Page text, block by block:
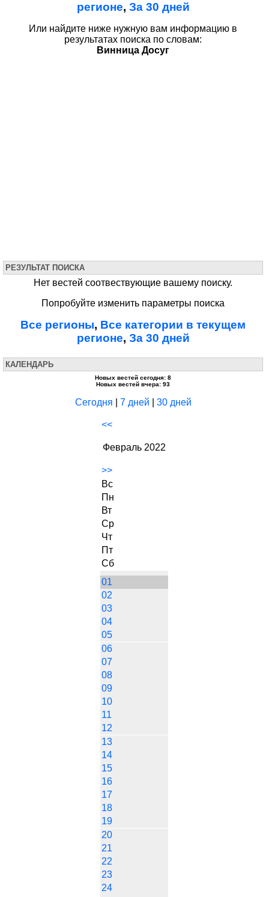
регионе, За 30 дней
Или найдите ниже нужную вам информацию в
результатах поиска по словам:
Винница Досуг
РЕЗУЛЬТАТ ПОИСКА
Нет вестей соотвествующие вашему поиску.
Попробуйте изменить параметры поиска
Все регионы, Все категории в текущем
регионе, За 30 дней
КАЛЕНДАРЬ
Новых вестей сегодня: 8
Новых вестей вчера: 93
Сегодня 7 дней 30 дней
<<
Февраль 2022
>>
Вс
Пн
Вт
Ср
Чт
Пт
Сб
01
02
03
04
05
06
07
08
09
10
11
12
13
14
15
16
17
18
19
20
21
22
23
24